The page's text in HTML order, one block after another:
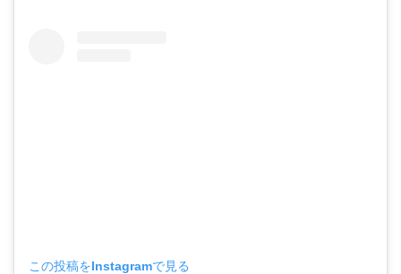
この投稿をInstagramで見る